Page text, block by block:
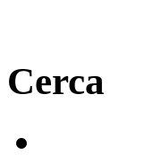
Cerca